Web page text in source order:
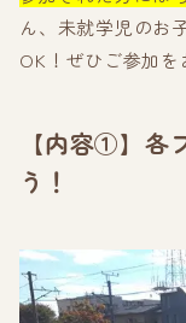
ん、未就学児のお
OK！ぜひご参加を
【内容①】各
う！